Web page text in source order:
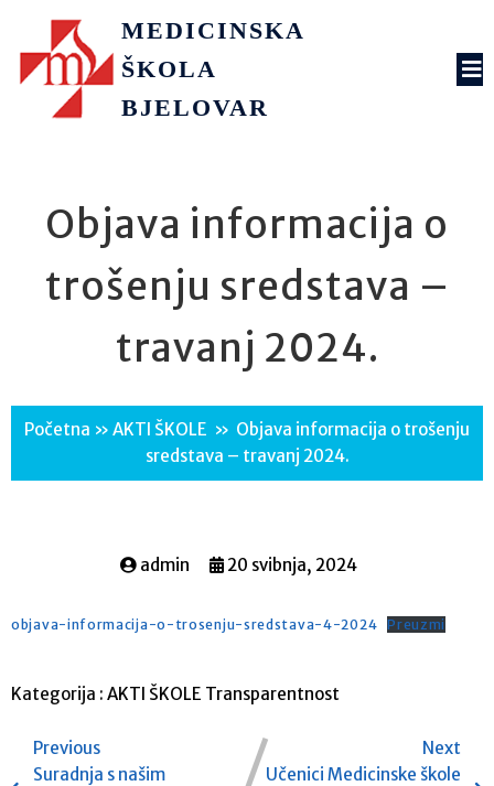
MEDICINSKA
ŠKOLA
BJELOVAR
Objava informacija o
trošenju sredstava –
travanj 2024.
Početna » AKTI ŠKOLE » Objava informacija o trošenju
sredstava – travanj 2024.
admin 20 svibnja, 2024
objava-informacija-o-trosenju-sredstava-4-2024 Preuzmi
Kategorija : AKTI ŠKOLE Transparentnost
Previous
Suradnja s našim
Next
Učenici Medicinske škole